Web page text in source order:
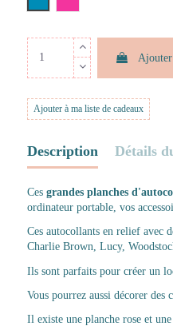
Ajouter à ma liste de cadeaux
Description Détails
Ces grandes planches
ordinateur portable, vos
Ces autocollants en relief avec
Charlie Brown, Lucy,
Ils sont parfaits pour créer un
Vous pourrez aussi décorer des
Il existe une planche rose et une